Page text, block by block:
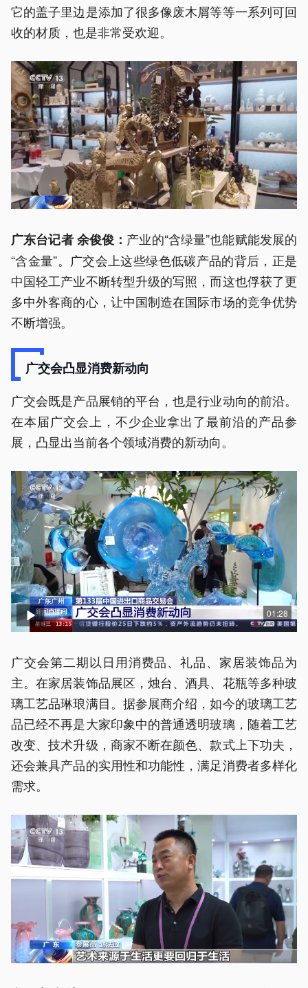
它的盖子里边是添加了很多像废木屑等等一系列可回
收的材质，也是非常受欢迎。
广东台记者 余俊俊： 产业的“含绿量”也能赋能发展的
“含金量”。广交会上这些绿色低碳产品的背后，正是
中国轻工产业不断转型升级的写照，而这也俘获了更
多中外客商的心，让中国制造在国际市场的竞争优势
不断增强。
广交会凸显消费新动向
广交会既是产品展销的平台，也是行业动向的前沿。
在本届广交会上，不少企业拿出了最前沿的产品参
展，凸显出当前各个领域消费的新动向。
01:28
广交会第二期以日用消费品、礼品、家居装饰品为
主。在家居装饰品展区，烛台、酒具、花瓶等多种玻
璃工艺品琳琅满目。据参展商介绍，如今的玻璃工艺
品已经不再是大家印象中的普通透明玻璃，随着工艺
改变、技术升级，商家不断在颜色、款式上下功夫，
还会兼具产品的实用性和功能性，满足消费者多样化
需求。